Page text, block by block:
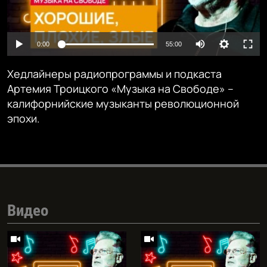
240p 360p 480p
0:00 55:00
480p
Хедлайнеры радиопрограммы и подкаста
Артемия Троицкого «Музыка на Свободе» –
калифорнийские музыканты революционной
эпохи.
Видео